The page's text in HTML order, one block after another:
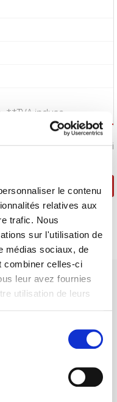
le contenu
relatives aux
trafic. Nous
sur l'utilisation de
médias sociaux, de
combiner celles-ci
leur avez fournies
utilisation de leurs
**TVA incluse.
de vente: Oui
Passer la commande
humaines et sociales, les
leur création en 1976